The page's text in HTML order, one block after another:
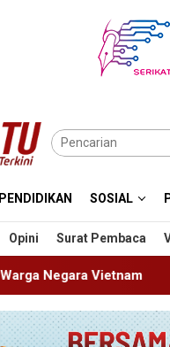
PENDIDIKAN SOSIAL
Opini Surat Pembaca
Empat Proyek